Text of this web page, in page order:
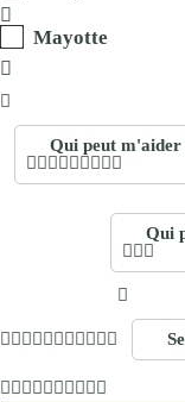
Mayotte
Qui peut m'aider
Qui